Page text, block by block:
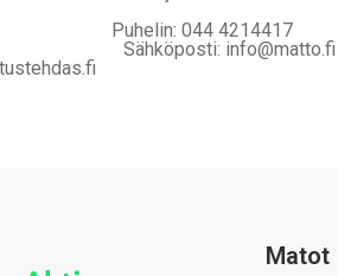
Puhelin: 044 4214417
Sähköposti: info@matto.fi
Matot